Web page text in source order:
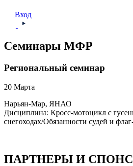
Вход
Семинары МФР
Региональный семинар
20 Марта
Нарьян-Мар, ЯНАО
Дисциплина: Кросс-мотоцикл с
снегоходах/Обязанности судей и
ПАРТНЕРЫ И